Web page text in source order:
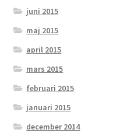
juni 2015
maj 2015
april 2015
mars 2015
februari 2015
januari 2015
december 2014